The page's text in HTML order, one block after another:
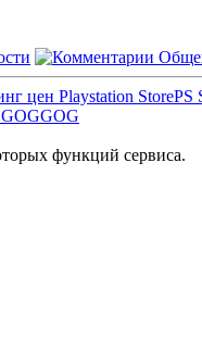
PS
GOG
функций сервиса.